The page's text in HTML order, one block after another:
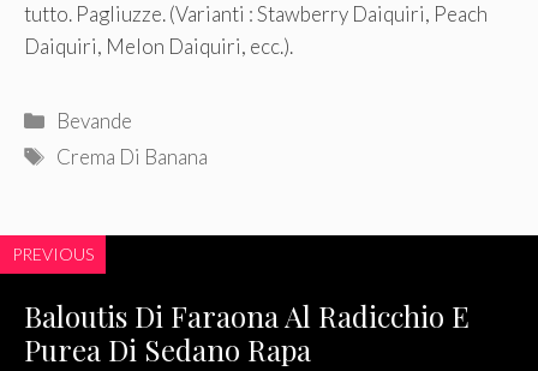
tutto. Pagliuzze. (Varianti : Stawberry Daiquiri, Peach
Daiquiri, Melon Daiquiri, ecc.).
Categorie
Bevande
Tag
Crema Di Banana
PREVIOUS
Baloutis Di Faraona Al Radicchio E
Purea Di Sedano Rapa